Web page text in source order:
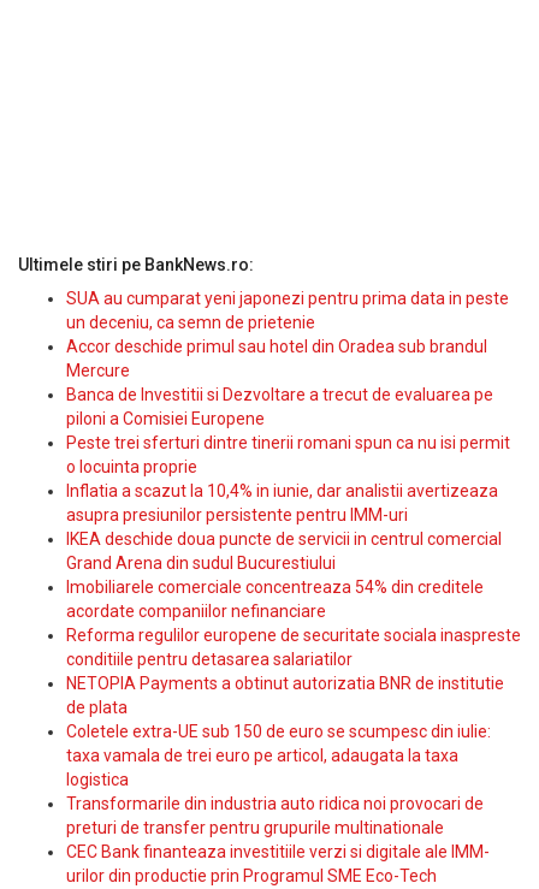
Ultimele stiri pe BankNews.ro:
SUA au cumparat yeni japonezi pentru prima data in peste
un deceniu, ca semn de prietenie
Accor deschide primul sau hotel din Oradea sub brandul
Mercure
Banca de Investitii si Dezvoltare a trecut de evaluarea pe
piloni a Comisiei Europene
Peste trei sferturi dintre tinerii romani spun ca nu isi permit
o locuinta proprie
Inflatia a scazut la 10,4% in iunie, dar analistii avertizeaza
asupra presiunilor persistente pentru IMM-uri
IKEA deschide doua puncte de servicii in centrul comercial
Grand Arena din sudul Bucurestiului
Imobiliarele comerciale concentreaza 54% din creditele
acordate companiilor nefinanciare
Reforma regulilor europene de securitate sociala inaspreste
conditiile pentru detasarea salariatilor
NETOPIA Payments a obtinut autorizatia BNR de institutie
de plata
Coletele extra-UE sub 150 de euro se scumpesc din iulie:
taxa vamala de trei euro pe articol, adaugata la taxa
logistica
Transformarile din industria auto ridica noi provocari de
preturi de transfer pentru grupurile multinationale
CEC Bank finanteaza investitiile verzi si digitale ale IMM-
urilor din productie prin Programul SME Eco-Tech